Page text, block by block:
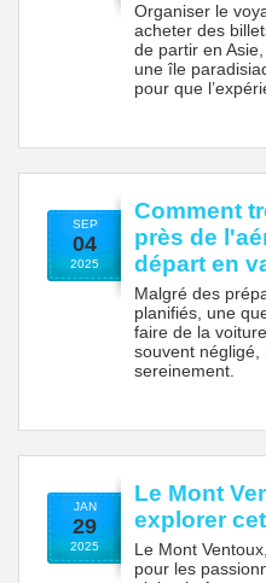
Organiser le
acheter des
de partir en
une île
pour que
SEP
04
2025
Comment
près de
départ en
Malgré des
planifiés, une
faire de la
souvent négligé,
sereinement.
JAN
29
2025
Le Mont
explorer
Le Mont
pour les